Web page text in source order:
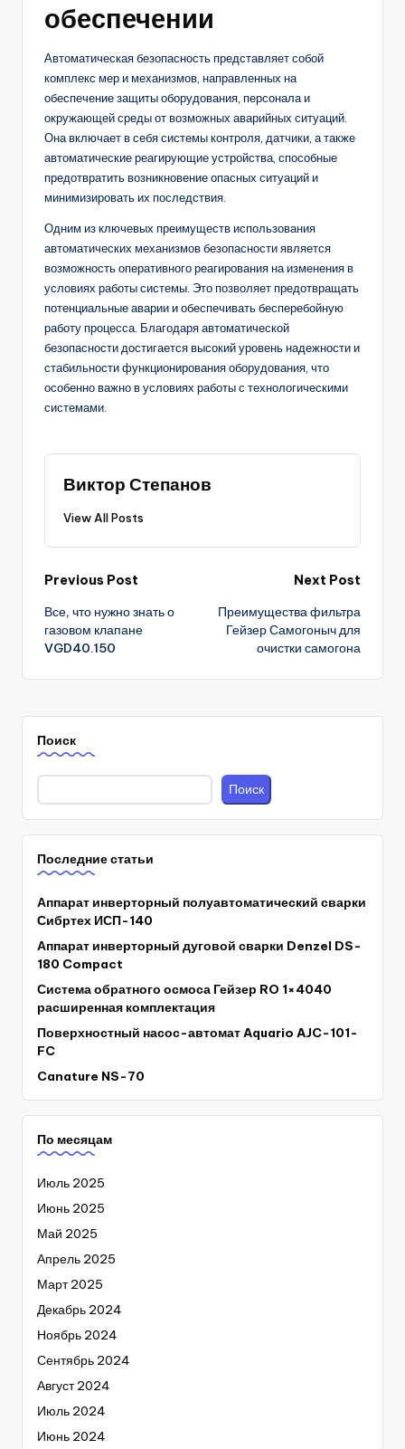
обеспечении
Автоматическая безопасность представляет собой
комплекс мер и механизмов, направленных на
обеспечение защиты оборудования, персонала и
окружающей среды от возможных аварийных ситуаций.
Она включает в себя системы контроля, датчики, а также
автоматические реагирующие устройства, способные
предотвратить возникновение опасных ситуаций и
минимизировать их последствия.
Одним из ключевых преимуществ использования
автоматических механизмов безопасности является
возможность оперативного реагирования на изменения в
условиях работы системы. Это позволяет предотвращать
потенциальные аварии и обеспечивать бесперебойную
работу процесса. Благодаря автоматической
безопасности достигается высокий уровень надежности и
стабильности функционирования оборудования, что
особенно важно в условиях работы с технологическими
системами.
Виктор Степанов
View All Posts
Post
navigation
Previous Post
Все, что нужно знать о
газовом клапане
VGD40.150
Next Post
Преимущества фильтра
Гейзер Самогоныч для
очистки самогона
Поиск
Поиск
Последние статьи
Аппарат инверторный полуавтоматический сварки
Сибртех ИСП-140
Аппарат инверторный дуговой сварки Denzel DS-
180 Compact
Система обратного осмоса Гейзер RO 1×4040
расширенная комплектация
Поверхностный насос-автомат Aquario AJC-101-
FC
Canature NS-70
По месяцам
Июль 2025
Июнь 2025
Май 2025
Апрель 2025
Март 2025
Декабрь 2024
Ноябрь 2024
Сентябрь 2024
Август 2024
Июль 2024
Июнь 2024